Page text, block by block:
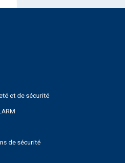
et de sécurité
de sécurité